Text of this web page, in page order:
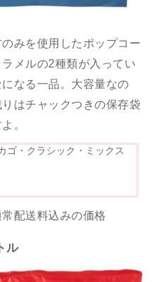
みを使用したポップコー
メルの2種類が入ってい
なる一品。大容量なの
はチャックつきの保存袋
。
ゴ・クラシック・ミックス
配送料込みの価格
ル